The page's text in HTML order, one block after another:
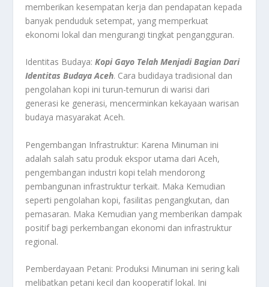
memberikan kesempatan kerja dan pendapatan kepada
banyak penduduk setempat, yang memperkuat
ekonomi lokal dan mengurangi tingkat pengangguran.
Identitas Budaya:Kopi Gayo Telah Menjadi Bagian Dari
Identitas Budaya Aceh. Cara budidaya tradisional dan
pengolahan kopi ini turun-temurun di warisi dari
generasi ke generasi, mencerminkan kekayaan warisan
budaya masyarakat Aceh.
Pengembangan Infrastruktur: Karena Minuman ini
adalah salah satu produk ekspor utama dari Aceh,
pengembangan industri kopi telah mendorong
pembangunan infrastruktur terkait. Maka Kemudian
seperti pengolahan kopi, fasilitas pengangkutan, dan
pemasaran. Maka Kemudian yang memberikan dampak
positif bagi perkembangan ekonomi dan infrastruktur
regional.
Pemberdayaan Petani: Produksi Minuman ini sering kali
melibatkan petani kecil dan kooperatif lokal. Ini